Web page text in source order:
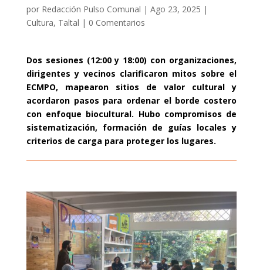
por Redacción Pulso Comunal | Ago 23, 2025 |
Cultura, Taltal | 0 Comentarios
Dos sesiones (12:00 y 18:00) con organizaciones,
dirigentes y vecinos clarificaron mitos sobre el
ECMPO, mapearon sitios de valor cultural y
acordaron pasos para ordenar el borde costero
con enfoque biocultural. Hubo compromisos de
sistematización, formación de guías locales y
criterios de carga para proteger los lugares.